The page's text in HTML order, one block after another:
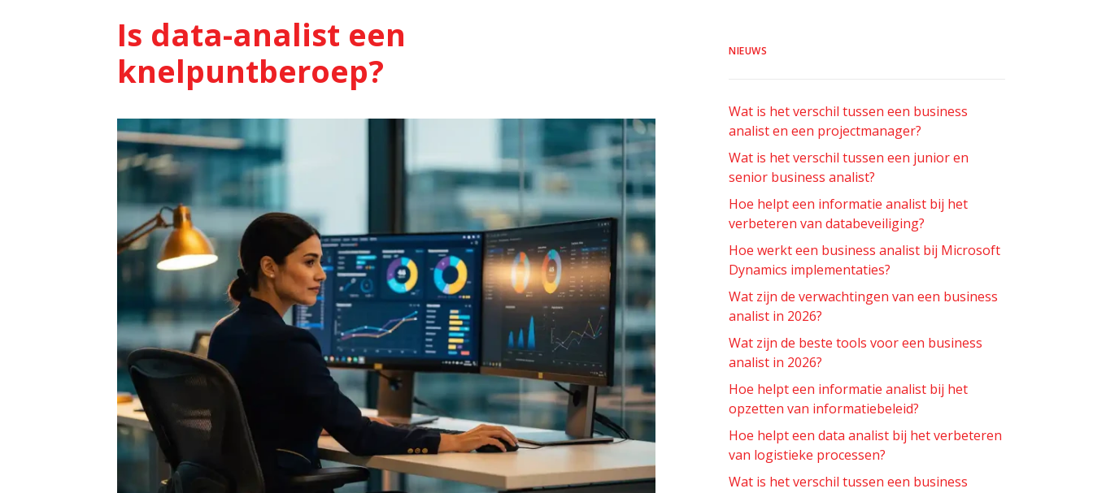
Is data-analist een
knelpuntberoep?
NIEUWS
Wat is het verschil tussen een business
analist en een projectmanager?
Wat is het verschil tussen een junior en
senior business analist?
Hoe helpt een informatie analist bij het
verbeteren van databeveiliging?
Hoe werkt een business analist bij Microsoft
Dynamics implementaties?
Wat zijn de verwachtingen van een business
analist in 2026?
Wat zijn de beste tools voor een business
analist in 2026?
Hoe helpt een informatie analist bij het
opzetten van informatiebeleid?
Hoe helpt een data analist bij het verbeteren
van logistieke processen?
Wat is het verschil tussen een business